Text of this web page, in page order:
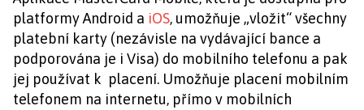
platformy Android a iOS, umožňuje „vložit“ všechny
platební karty (nezávisle na vydávající bance a
podporována je i Visa) do mobilního telefonu a pak
jej používat k placení. Umožňuje placení mobilním
telefonem na internetu, přímo v mobilních